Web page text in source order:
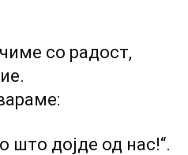
со радост,
што дојде од нас!“.